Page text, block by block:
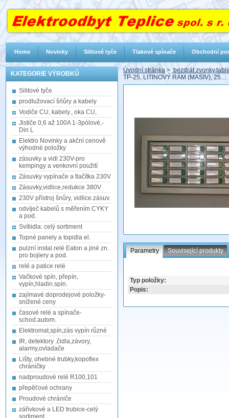
KATEGORIE VÝROBKŮ
Silitové tyče
prodlužovací šńůry a kabely
Vodiče CU, kabely., oka CU,
Jističe 0,6 až 100A 1-3pólové,-
Din L
Elektro Novinky a akční cenově
výhodné položky
zásuvky a vidl 230V-pro
kempingy a venkovní použití
Zásuvky vypínače a tlačítka 230V
Zásuvky,vidlice,redukce 380V
230V přístroj šnůry, vidlice.zásuv.
odvíječ kabelů s měřením CYKY
a pod.
Svítiidla: celý sortiment
Topné panely a topidla el.
pulzní instal.relé Eaton a jiné zn.
pro bojlery a pod.
relé a patice relé
Vačkové spín, přepín,
vypín,hladin.spín.
zajímavé doprodejové položky-
snížené ceny
časové relé a spínače-
schod.autom.
Elektromat,spín,zás vypín různé
IR, detektory ,čidla,závory,
alarmy,ovladače
Lišty, ohebné trubky,kopoflex
chráničky
nadproudové relé R100,101
přepěťové ochrany
Proudové chrániče
zářivkové a LED trubice-celý
sortiment
Úvodní stránka > bezdrát
TP-25, LITINOVÝ RÁM (MASIV), 25…
Parametry Související produkty
Typ položky:
Popis:
Home Novinky Silitové tyče Tlakové spínače Obchodní